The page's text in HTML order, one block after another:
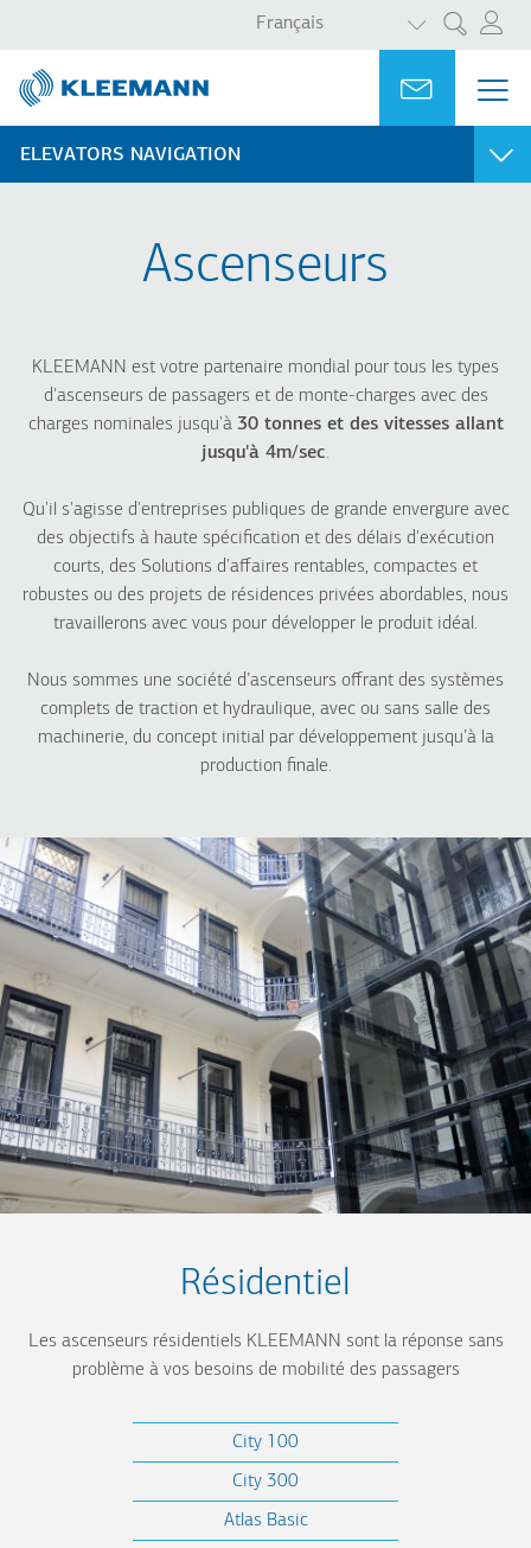
contenu
principal
main
search
Rechercher
Français
LISTER LES
Ask for
ELEVATORS NAVIGATION
Atlas RPH R
City 400
Atlas Premium
Atlas Gigas R
HRS
INDUSTRIEL
Monte-charge hydraulique
Atlas Super Gigas
Atlas Gigas R
HÔTEL
HRS pour hôtels
Atlas Premium
Atlas Gigas R
SOLUTIONS POUR MAISON
Maison100 E
MaisonLIFT Plus
HÔPITAL
Ascenseurs
KLEEMANN est votre partenaire mondial pour tous les types
d'ascenseurs de passagers et de monte-charges avec des
charges nominales jusqu'à 30 tonnes et des vitesses allant
jusqu'à 4m/sec.
Qu'il s'agisse d'entreprises publiques de grande envergure avec
des objectifs à haute spécification et des délais d'exécution
courts, des Solutions d'affaires rentables, compactes et
robustes ou des projets de résidences privées abordables, nous
travaillerons avec vous pour développer le produit idéal.
Nous sommes une société d’ascenseurs offrant des systèmes
complets de traction et hydraulique, avec ou sans salle des
machinerie, du concept initial par développement jusqu’à la
production finale.
Résidentiel
Les ascenseurs résidentiels KLEEMANN sont la réponse sans
problème à vos besoins de mobilité des passagers
City 100
City 300
Atlas Basic
Portal